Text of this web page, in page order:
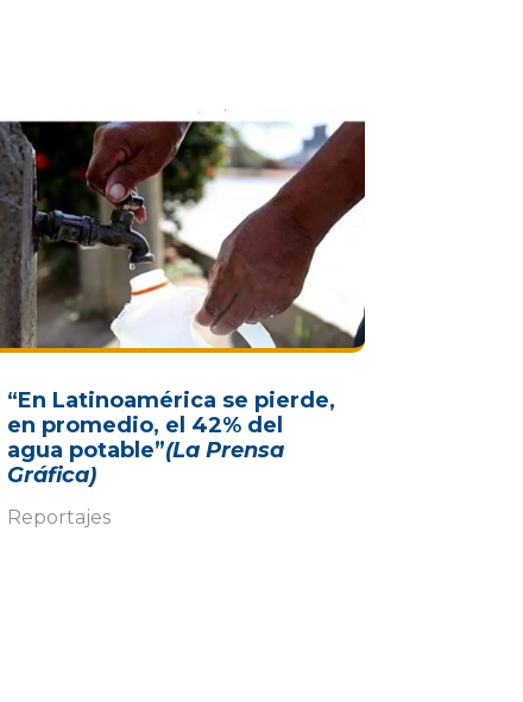
“En Latinoamérica se pierde,
en promedio, el 42% del
agua potable”(La Prensa
Gráfica)
Reportajes